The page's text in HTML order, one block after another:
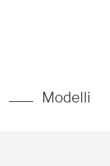
Modelli